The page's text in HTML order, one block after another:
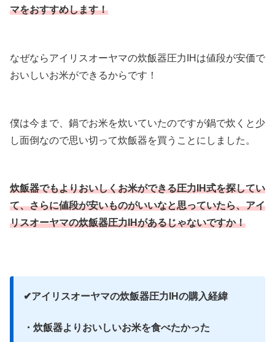
マをおすすめします！
なぜならアイリスオーヤマの炊飯器圧力IHは値段が安価で
おいしいお米ができるからです！
僕は今まで、鍋でお米を炊いていたのですが鍋で炊くと少
し面倒なので思い切って炊飯器を買うことにしました。
炊飯器でもよりおいしくお米ができる圧力IH式を探してい
て、さらに値段が安いものがいいなと思っていたら、アイ
リスオーヤマの炊飯器圧力IHがあるじゃないですか！
✔︎アイリスオーヤマの炊飯器圧力IHの購入経緯
・炊飯器よりおいしいお米を食べたかった